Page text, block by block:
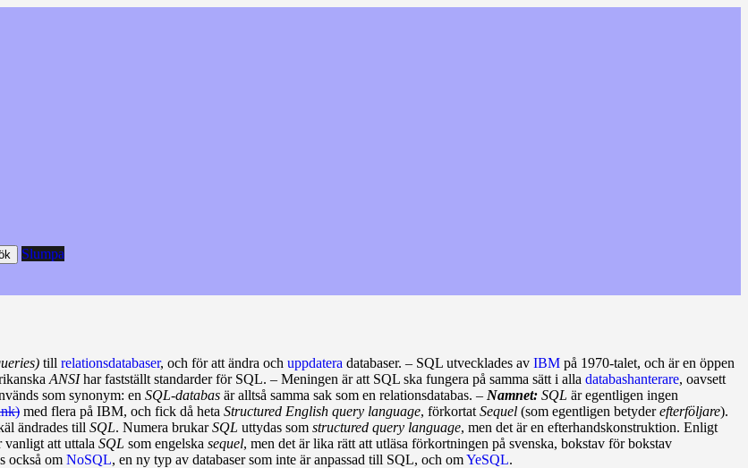
Slumpa
till relationsdatabaser, och för att ändra och uppdatera databaser. – SQL utvecklades av IBM på 1970‑talet, och är en öppen
ANSIhar fastställt standarder för SQL. – Meningen är att SQL ska fungera på samma sätt i alla databashanterare, oavsett
som synonym: en SQL‑databas är alltså samma sak som en relationsdatabas. – Namnet: SQL är egentligen ingen
med flera på IBM, och fick då heta Structured English query language, förkortat Sequel (som egentligen betyderefterföljare).
ändrades till SQL. Numera brukarSQL uttydas som structured query language, men det är en efterhandskonstruktion. Enligt
vanligt att uttala SQL som engel­ska sequel, men det är lika rätt att utläsa förkortningen på svenska, bokstav för bokstav
också om NoSQL, en ny typ av data­­baser som inte är anpassad till SQL, och omYeSQL.